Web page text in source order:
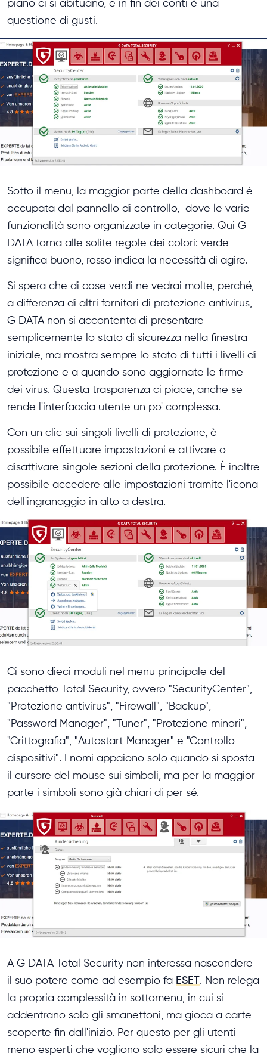
piano ci si abituano, e in fin dei conti è una
questione di gusti.
Sotto il menu, la maggior parte della dashboard è
occupata dal pannello di controllo, dove le varie
funzionalità sono organizzate in categorie. Qui G
DATA torna alle solite regole dei colori: verde
significa buono, rosso indica la necessità di agire.
Si spera che di cose verdi ne vedrai molte, perché,
a differenza di altri fornitori di protezione antivirus,
G DATA non si accontenta di presentare
semplicemente lo stato di sicurezza nella finestra
iniziale, ma mostra sempre lo stato di tutti i livelli di
protezione e a quando sono aggiornate le firme
dei virus. Questa trasparenza ci piace, anche se
rende l'interfaccia utente un po' complessa.
Con un clic sui singoli livelli di protezione, è
possibile effettuare impostazioni e attivare o
disattivare singole sezioni della protezione. È inoltre
possibile accedere alle impostazioni tramite l'icona
dell'ingranaggio in alto a destra.
Ci sono dieci moduli nel menu principale del
pacchetto Total Security, ovvero "SecurityCenter",
"Protezione antivirus", "Firewall", "Backup",
"Password Manager", "Tuner", "Protezione minori",
"Crittografia", "Autostart Manager" e "Controllo
dispositivi". I nomi appaiono solo quando si sposta
il cursore del mouse sui simboli, ma per la maggior
parte i simboli sono già chiari di per sé.
A G DATA Total Security non interessa nascondere
il suo potere come ad esempio fa ESET. Non relega
la propria complessità in sottomenu, in cui si
addentrano solo gli smanettoni, ma gioca a carte
scoperte fin dall'inizio. Per questo per gli utenti
meno esperti che vogliono solo essere sicuri che la